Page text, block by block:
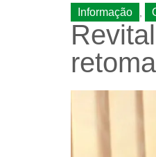
Informação ,